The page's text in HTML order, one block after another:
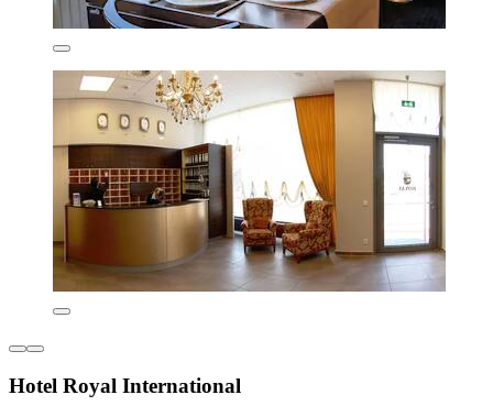
Hotel Royal International